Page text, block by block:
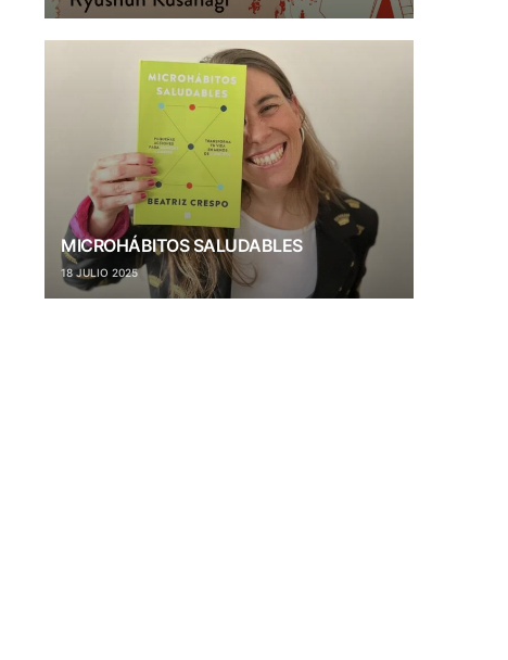
MICROHÁBITOS SALUDABLES
18 JULIO 2025